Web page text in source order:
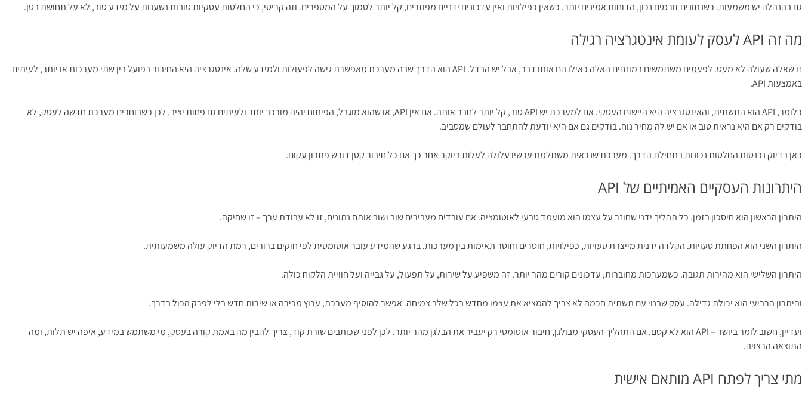
גם בהנהלה יש משמעות. כשנתונים זורמים נכון, הדוחות אמינים יותר. כשאין כפילויות ואין עדכונים ידניים מפוזרים, קל יותר לסמוך על המספרים. וזה קריטי, כי החלטות עסקיות טובות נשענות על מידע טוב, לא על תחושת בטן.
מה זה API לעסק לעומת אינטגרציה רגילה
זו שאלה שעולה לא מעט. לפעמים משתמשים במונחים האלה כאילו הם אותו דבר, אבל יש הבדל. API הוא הדרך שבה מערכת מאפשרת גישה לפעולות ולמידע שלה. אינטגרציה היא החיבור בפועל בין שתי מערכות או יותר, לעיתים
באמצעות API.
כלומר, API הוא התשתית, והאינטגרציה היא היישום העסקי. אם למערכת יש API טוב, קל יותר לחבר אותה. אם אין API, או שהוא מוגבל, הפיתוח יהיה מורכב יותר ולעיתים גם פחות יציב. לכן כשבוחרים מערכת חדשה לעסק, לא
בודקים רק אם היא נראית טוב או אם יש לה מחיר נוח. בודקים גם אם היא יודעת להתחבר לעולם שמסביב.
כאן בדיוק נכנסות החלטות נכונות בתחילת הדרך. מערכת שנראית משתלמת עכשיו עלולה לעלות ביוקר אחר כך אם כל חיבור קטן דורש פתרון עקום.
היתרונות העסקיים האמיתיים של API
היתרון הראשון הוא חיסכון בזמן. כל תהליך ידני שחוזר על עצמו הוא מועמד טבעי לאוטומציה. אם עובדים מעבירים שוב ושוב אותם נתונים, זו לא עבודת ערך – זו שחיקה.
היתרון השני הוא הפחתת טעויות. הקלדה ידנית מייצרת טעויות, כפילויות, חוסרים וחוסר תאימות בין מערכות. ברגע שהמידע עובר אוטומטית לפי חוקים ברורים, רמת הדיוק עולה משמעותית.
היתרון השלישי הוא מהירות תגובה. כשמערכות מחוברות, עדכונים קורים מהר יותר. זה משפיע על שירות, על תפעול, על גבייה ועל חוויית הלקוח כולה.
והיתרון הרביעי הוא יכולת גדילה. עסק שבנוי עם תשתית חכמה לא צריך להמציא את עצמו מחדש בכל שלב צמיחה. אפשר להוסיף מערכת, ערוץ מכירה או שירות חדש בלי לפרק הכול בדרך.
ועדיין, חשוב לומר ביושר – API הוא לא קסם. אם התהליך העסקי מבולגן, חיבור אוטומטי רק יעביר את הבלגן מהר יותר. לכן לפני שכותבים שורת קוד, צריך להבין מה באמת קורה בעסק, מי משתמש במידע, איפה יש תלות, ומה
התוצאה הרצויה.
מתי צריך לפתח API מותאם אישית